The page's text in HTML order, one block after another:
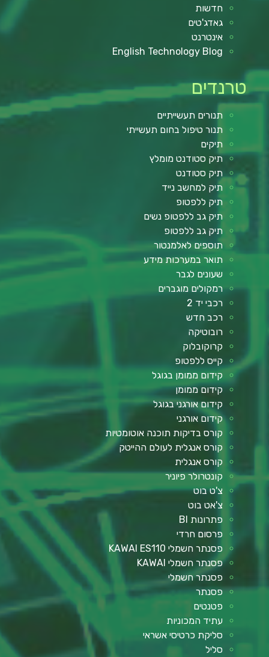
חדשות
גאדג'טים
אינטרנט
English Technology Blog
טרנדים
תנורים תעשייתיים
תנור טיפול בחום תעשייתי
תיקים
תיק סטודנט מומלץ
תיק סטודנט
תיק למחשב נייד
תיק ללפטופ
תיק גב ללפטופ נשים
תיק גב ללפטופ
תוספים לאלמנטור
תואר במערכות מידע
שעונים לגבר
רמקולים מוגברים
רכבי יד 2
רכב חדש
רובוטיקה
קרוקובלוק
קייס ללפטופ
קידום ממומן בגוגל
קידום ממומן
קידום אורגני בגוגל
קידום אורגני
קורס בדיקות תוכנה אוטומטיות
קורס אנגלית לעולם ההייטק
קורס אנגלית
קונטרולר פיוניר
צ'ט בוט
צ'אט בוט
פתרונות BI
פרסום חרדי
פסנתר חשמלי KAWAI ES110
פסנתר חשמלי KAWAI
פסנתר חשמלי
פסנתר
פטנטים
עתיד המכוניות
סליקת כרטיסי אשראי
סליל